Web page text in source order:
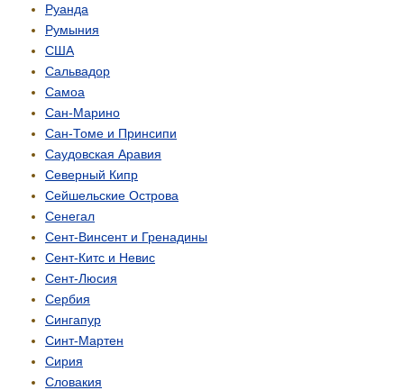
Руанда
Румыния
США
Сальвадор
Самоа
Сан-Марино
Сан-Томе и Принсипи
Саудовская Аравия
Северный Кипр
Сейшельские Острова
Сенегал
Сент-Винсент и Гренадины
Сент-Китс и Невис
Сент-Люсия
Сербия
Сингапур
Синт-Мартен
Сирия
Словакия